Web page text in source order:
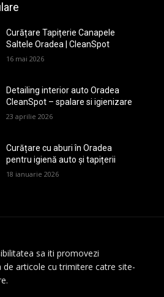
Curățare Tapițerie Canapele
Saltele Oradea | CleanSpot
16 mai 2026
Detailing interior auto Oradea
CleanSpot – spalare si igienizare
23 aprilie 2026
Curățare cu aburi în Oradea
pentru igienă auto și tapițerii
18 ianuarie 2026
sa iti promovezi
de articole cu trimitere catre site-